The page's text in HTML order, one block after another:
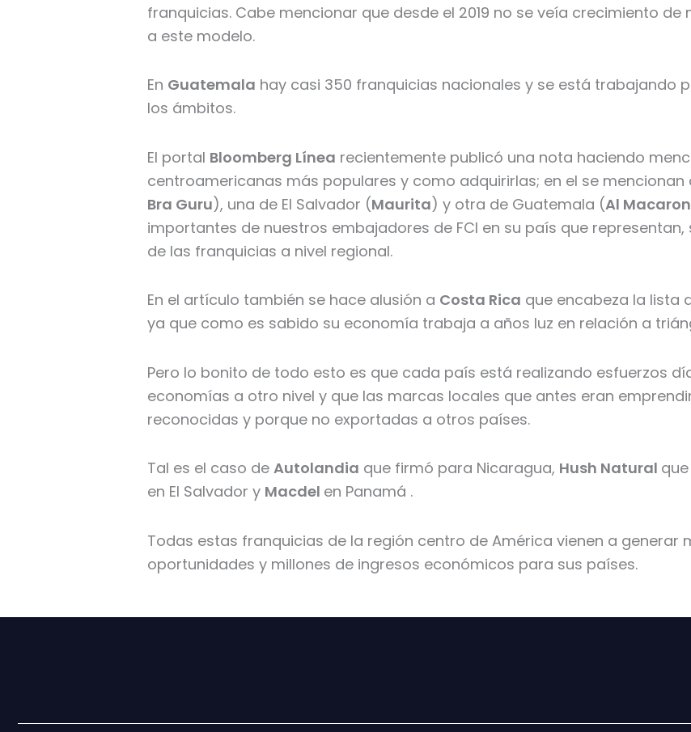
franquicias. Cabe mencionar que desde el 2019 no se veía crecimiento
a este modelo.
En Guatemala hay casi 350 franquicias nacionales y se está trabajando
los ámbitos.
El portal Bloomberg Línea recientemente publicó una nota haciendo
centroamericanas más populares y como adquirirlas; en el se mencionan
Bra Guru), una de El Salvador (Maurita) y otra de Guatemala (Al
importantes de nuestros embajadores de FCI en su país que
de las franquicias a nivel regional.
En el artículo también se hace alusión a Costa Rica que encabeza la lista
ya que como es sabido su economía trabaja a años luz en relación a
Pero lo bonito de todo esto es que cada país está realizando esfuerzos
economías a otro nivel y que las marcas locales que antes eran
reconocidas y porque no exportadas a otros países.
Tal es el caso de Autolandia que firmó para Nicaragua, Hush Natural
en El Salvador y Macdel en Panamá .
Todas estas franquicias de la región centro de América vienen a generar
oportunidades y millones de ingresos económicos para sus países.